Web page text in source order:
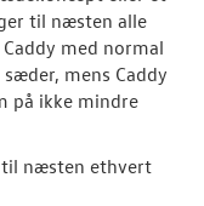
til næsten alle
med normal
mens Caddy
på ikke mindre
til næsten ethvert